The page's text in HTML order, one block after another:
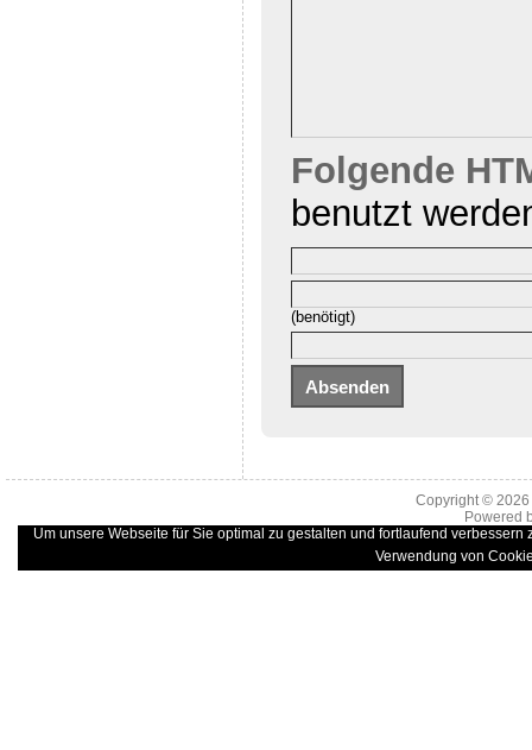
Folgende
benutzt
(benötigt)
Copyright ©
Powered
Um unsere Webseite für Sie optimal zu gestalten und fortlaufend
Verwendung von